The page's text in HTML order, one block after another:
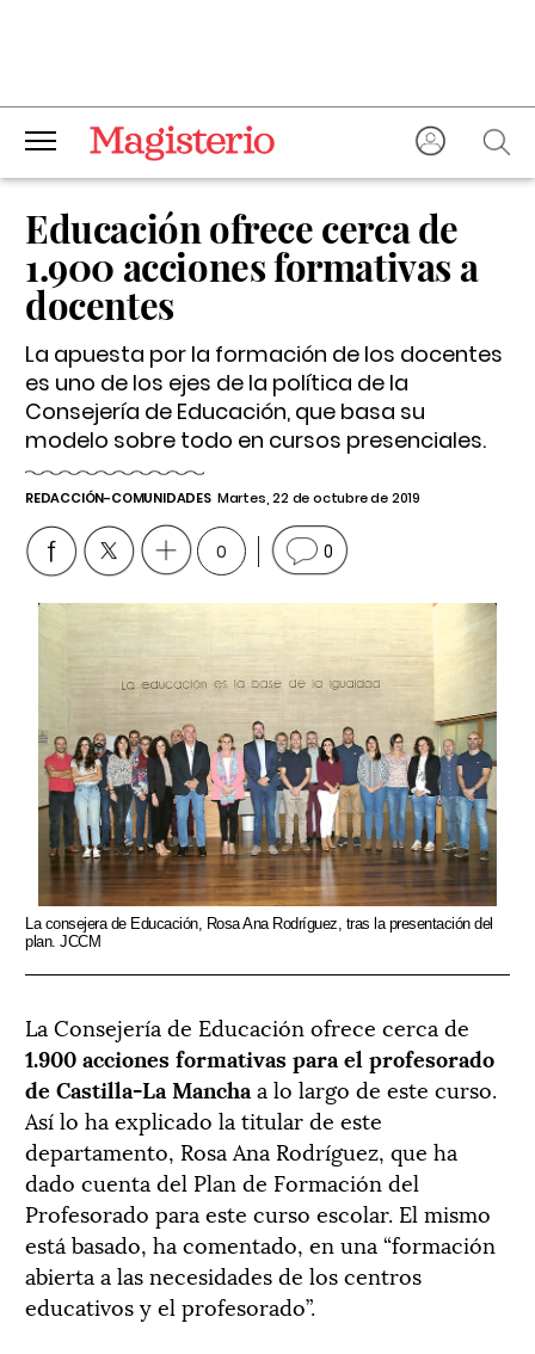
Educación ofrece cerca de
1.900 acciones formativas a
docentes
La apuesta por la formación de los docentes
es uno de los ejes de la política de la
Consejería de Educación, que basa su
modelo sobre todo en cursos presenciales.
REDACCIÓN-COMUNIDADES Martes, 22 de octubre de 2019
0 0
La consejera de Educación, Rosa Ana Rodríguez, tras la presentación del
plan. JCCM
La Consejería de Educación ofrece cerca de
1.900 acciones formativas para el profesorado
de Castilla-La Mancha a lo largo de este curso.
Así lo ha explicado la titular de este
departamento, Rosa Ana Rodríguez, que ha
dado cuenta del Plan de Formación del
Profesorado para este curso escolar. El mismo
está basado, ha comentado, en una “formación
abierta a las necesidades de los centros
educativos y el profesorado”.